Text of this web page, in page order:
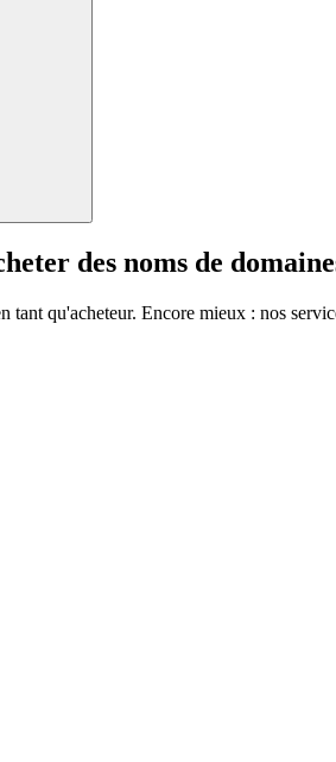
des noms de
qu'acheteur. Encore mieux : nos